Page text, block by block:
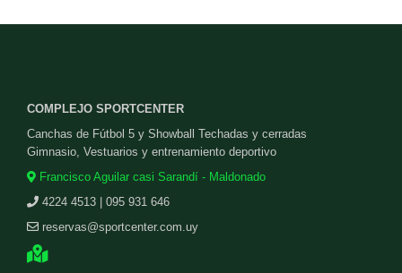
COMPLEJO SPORTCENTER
Canchas de Fútbol 5 y Showball Techadas y cerradas
Gimnasio, Vestuarios y entrenamiento deportivo
Francisco Aguilar casi Sarandí - Maldonado
4224 4513 | 095 931 646
reservas@sportcenter.com.uy